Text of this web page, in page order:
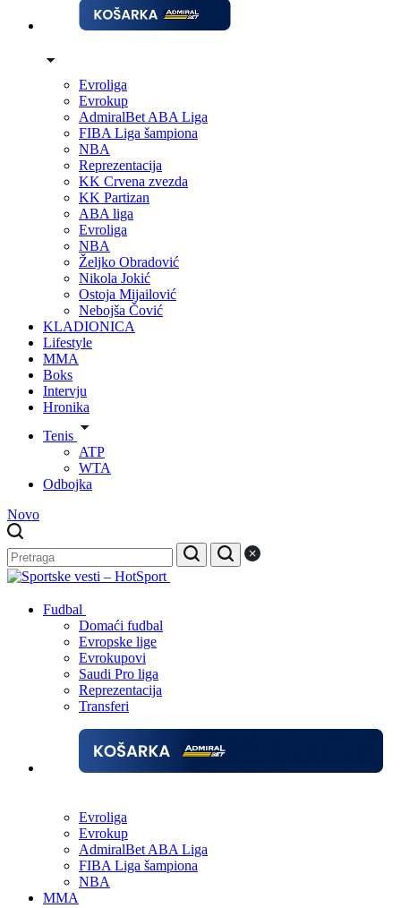
Evroliga
Evrokup
AdmiralBet ABA Liga
FIBA Liga šampiona
NBA
Reprezentacija
KK Crvena zvezda
KK Partizan
ABA liga
Evroliga
NBA
Željko Obradović
Nikola Jokić
Ostoja Mijailović
Nebojša Čović
KLADIONICA
Lifestyle
MMA
Boks
Intervju
Hronika
Tenis
ATP
WTA
Odbojka
Novo
Fudbal
Domaći fudbal
Evropske lige
Evrokupovi
Saudi Pro liga
Reprezentacija
Transferi
Evroliga
Evrokup
AdmiralBet ABA Liga
FIBA Liga šampiona
NBA
MMA